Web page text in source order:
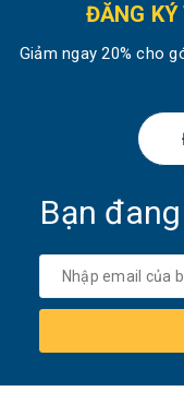
ĐĂNG KÝ
Giảm ngay 20% cho
Bạn